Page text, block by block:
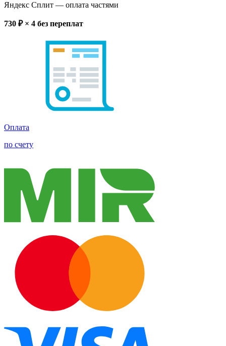
Яндекс Сплит — оплата частями
730 ₽ × 4 без переплат
Оплата
по счету